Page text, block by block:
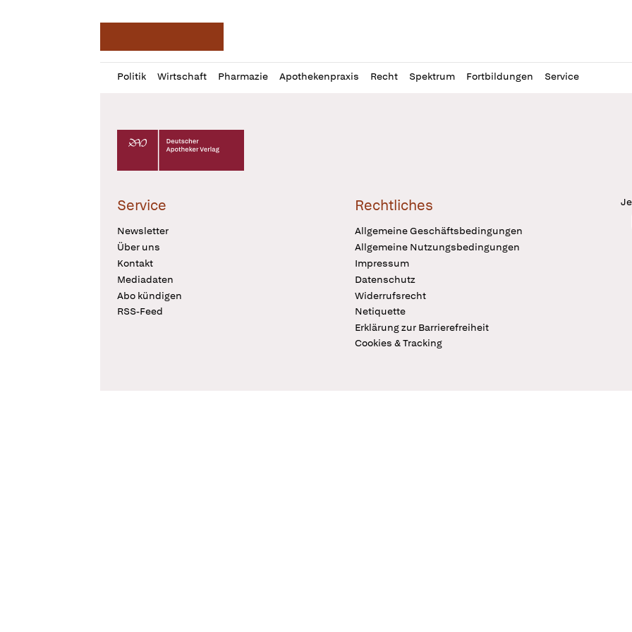
Politik Wirtschaft Pharmazie Apothekenpraxis Recht Spektrum Fortbildungen Service
Profil
öffnen
Daz
Pur
Deutscher Apotheker Verlag Logo
Service
Newsletter
Über uns
Kontakt
Mediadaten
Abo kündigen
RSS-Feed
Rechtliches
Allgemeine Geschäftsbedingungen
Allgemeine Nutzungsbedingungen
Impressum
Datenschutz
Widerrufsrecht
Netiquette
Erklärung zur Barrierefreiheit
Cookies & Tracking